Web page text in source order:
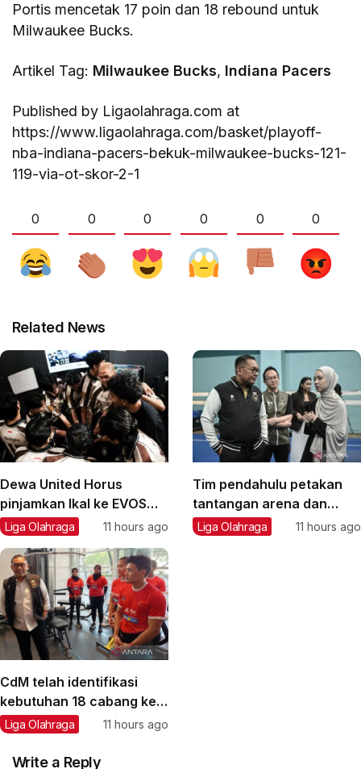
Portis mencetak 17 poin dan 18 rebound untuk
Milwaukee Bucks.
Artikel Tag: Milwaukee Bucks, Indiana Pacers
Published by Ligaolahraga.com at
https://www.ligaolahraga.com/basket/playoff-
nba-indiana-pacers-bekuk-milwaukee-bucks-121-
119-via-ot-skor-2-1
0 0 0 0 0 0
Related News
Dewa United Horus
pinjamkan Ikal ke EVOS
Divine
Liga Olahraga 11 hours ago
Tim pendahulu petakan
tantangan arena dan
transportasi Asian Games
Liga Olahraga 11 hours ago
CdM telah identifikasi
kebutuhan 18 cabang ke
Asian Games 2026
Liga Olahraga 11 hours ago
Write a Reply